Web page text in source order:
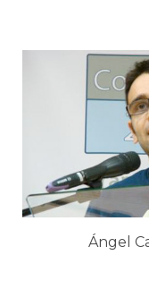
Ángel